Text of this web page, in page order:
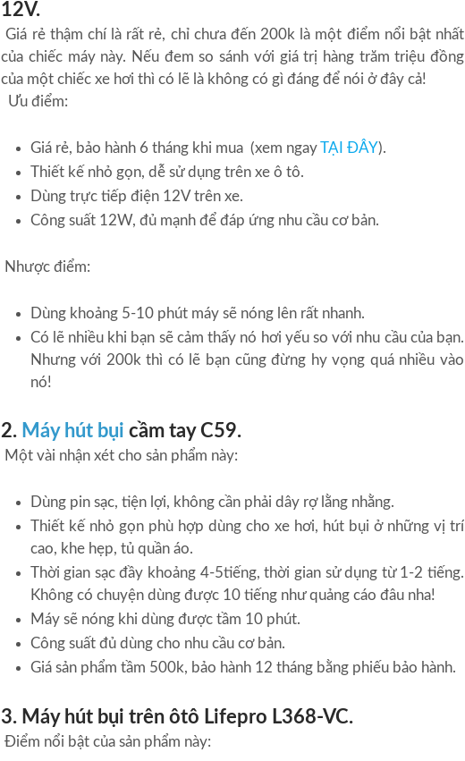
12V.
Giá rẻ thậm chí là rất rẻ, chỉ chưa đến 200k là một điểm nổi bật nhất
của chiếc máy này. Nếu đem so sánh với giá trị hàng trăm triệu đồng
của một chiếc xe hơi thì có lẽ là không có gì đáng để nói ở đây cả!
Ưu điểm:
Giá rẻ, bảo hành 6 tháng khi mua (xem ngayTẠI ĐÂY).
Thiết kế nhỏ gọn, dễ sử dụng trên xe ô tô.
Dùng trực tiếp điện 12V trên xe.
Công suất 12W, đủ mạnh để đáp ứng nhu cầu cơ bản.
Nhược điểm:
Dùng khoảng 5-10 phút máy sẽ nóng lên rất nhanh.
Có lẽ nhiều khi bạn sẽ cảm thấy nó hơi yếu so với nhu cầu của bạn.
Nhưng với 200k thì có lẽ bạn cũng đừng hy vọng quá nhiều vào
nó!
2. Máy hút bụi cầm tay C59.
Một vài nhận xét cho sản phẩm này:
Dùng pin sạc, tiện lợi, không cần phải dây rợ lằng nhằng.
Thiết kế nhỏ gọn phù hợp dùng cho xe hơi, hút bụi ở những vị trí
cao, khe hẹp, tủ quần áo.
Thời gian sạc đầy khoảng 4-5tiếng, thời gian sử dụng từ 1-2 tiếng.
Không có chuyện dùng được 10 tiếng như quảng cáo đâu nha!
Máy sẽ nóng khi dùng được tầm 10 phút.
Công suất đủ dùng cho nhu cầu cơ bản.
Giá sản phẩm tầm 500k, bảo hành 12 tháng bằng phiếu bảo hành.
3. Máy hút bụi trên ôtô Lifepro L368-VC.
Điểm nổi bật của sản phẩm này: